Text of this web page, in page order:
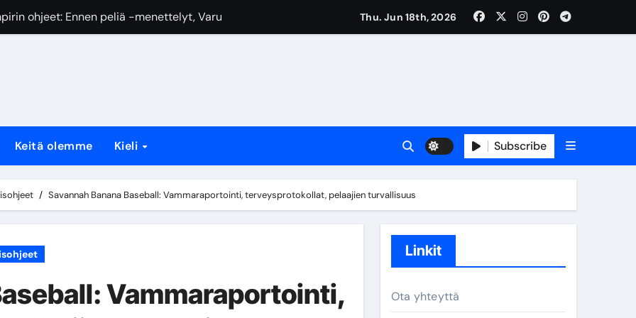
tarkastukset, Kentän ylläpito, Turvavarusteet
Lyöntijärjestys, Vaihdot
median ohjeet, Verkkonäkyvyys, Vastuu
Pelaajien käyttäytyminen, Yleisön vuorovaikutus
Thu. Jun 18th, 2026
Keitä olemme Kieli Subscribe
Savannah Banana Baseball: Vammaraportointi, terveysprotokollat, pelaajien turvallisuus
Vammaraportointi,
Linkit
Ota yhteyttä